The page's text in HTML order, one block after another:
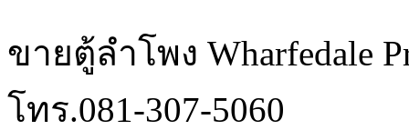
ขายตู้ลำโพง Wharfedale
โทร.081-307-5060